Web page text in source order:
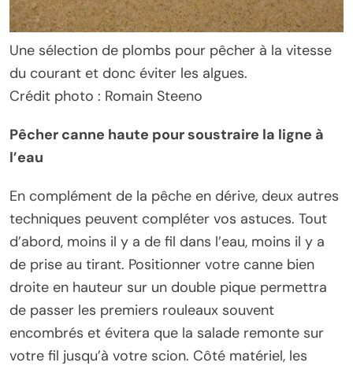
Une sélection de plombs pour pêcher à la vitesse
du courant et donc éviter les algues.
Crédit photo : Romain Steeno
Pêcher canne haute pour soustraire la ligne à
l’eau
En complément de la pêche en dérive, deux autres
techniques peuvent compléter vos astuces. Tout
d’abord, moins il y a de fil dans l’eau, moins il y a
de prise au tirant. Positionner votre canne bien
droite en hauteur sur un double pique permettra
de passer les premiers rouleaux souvent
encombrés et évitera que la salade remonte sur
votre fil jusqu’à votre scion. Côté matériel, les